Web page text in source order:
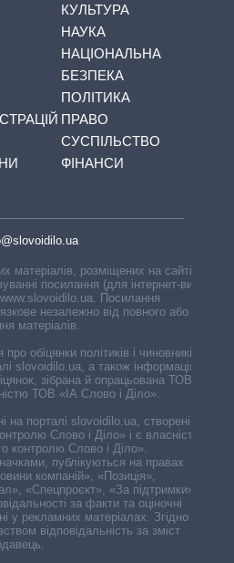
КУЛЬТУРА
НАУКА
НАЦІОНАЛЬНА
БЕЗПЕКА
ПОЛІТИКА
ПРАВО
СУСПІЛЬСТВО
ФІНАНСИ
матеріалів, розміщених на сайті,
посилання (для інтернет-видань
Посилання
незалежно від повного або
матеріалів.
обіцянки політиків і чиновників,
slovoidilo.ua, а також інформація про
зібрана й опрацьована ТОВ «ІА
ТОВ «ІА Слово і Діло».
на порталі slovoidilo.ua, створені ГО
Слово і Діло» і є власністю
контролю Слово і Діло».
публікуються на правах
компаній», «Позиція»,
«Спецпроєкт», «За підтримки».
за факти та оціночні
у рекламних матеріалах. Згідно з
відповідальність за зміст